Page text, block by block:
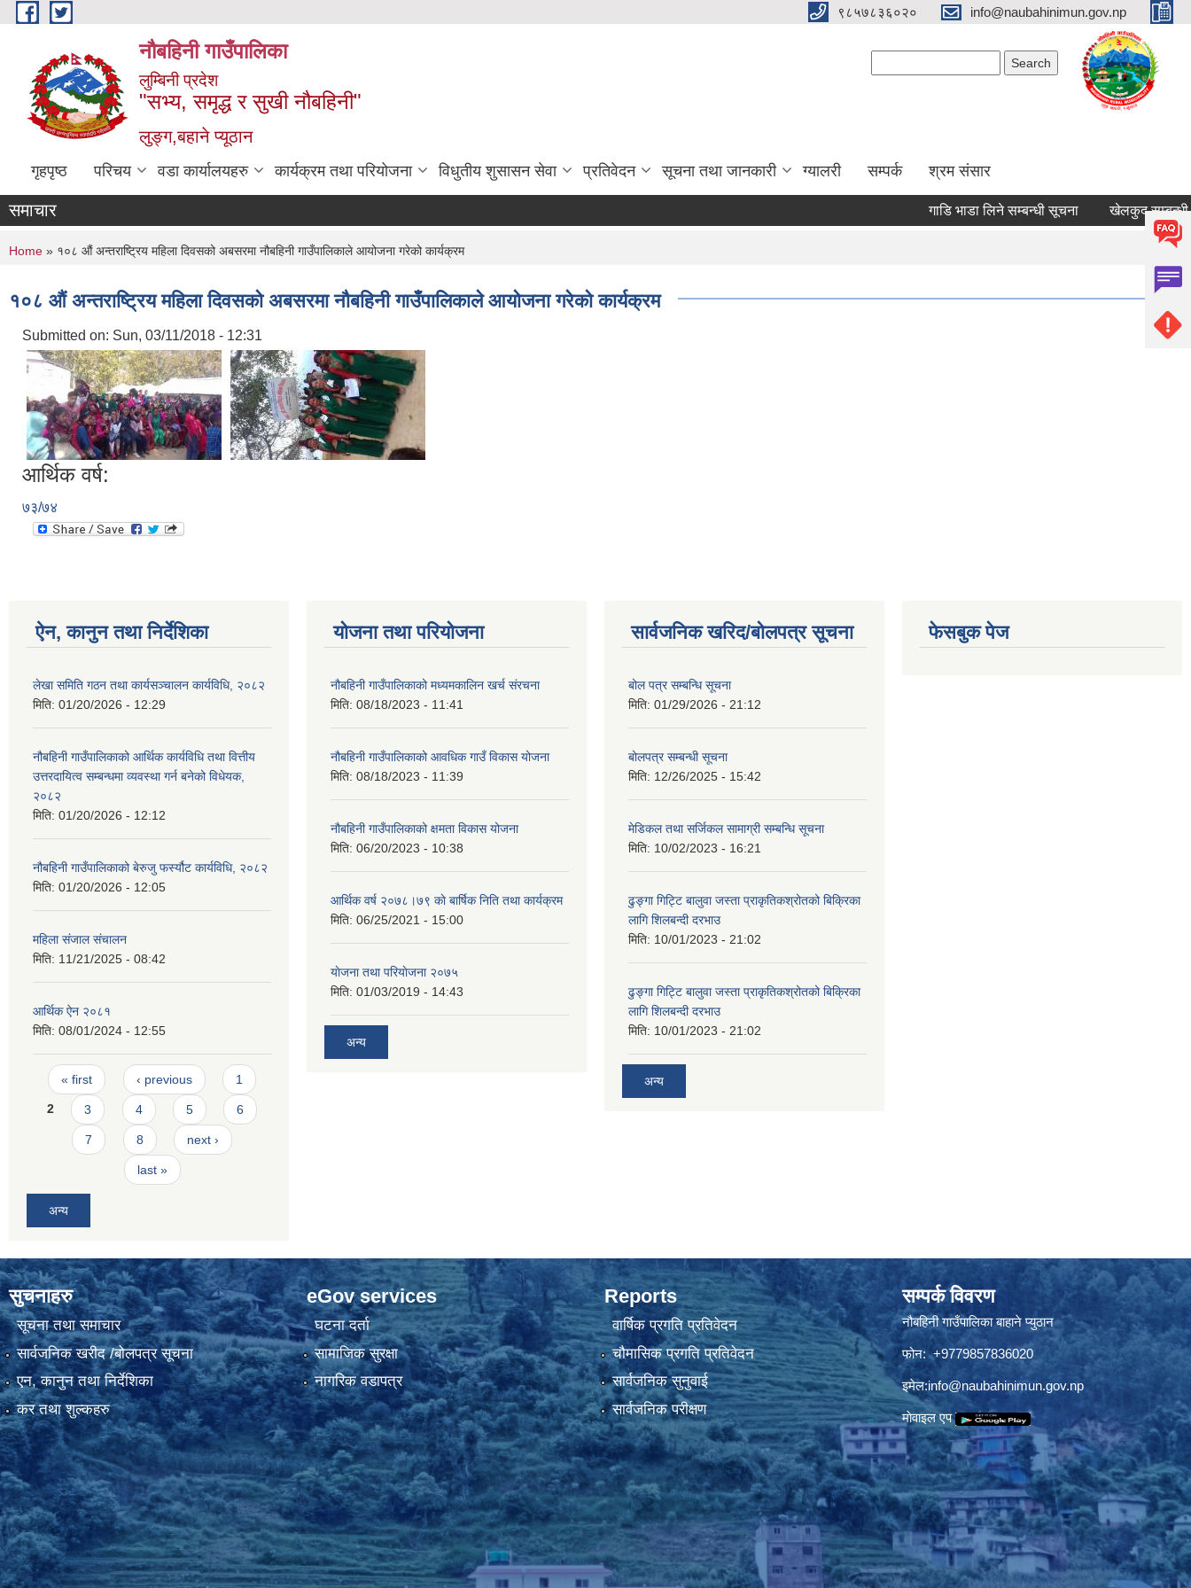
Skip to main content ९८५७८३६०२० info@naubahinimun.gov.np
नौबहिनी गाउँपालिका
लुम्बिनी प्रदेश
"सभ्य, समृद्ध र सुखी नौबहिनी"
लुङ्ग,बहाने प्यूठान
गृहपृष्ठ परिचय वडा कार्यालयहरु कार्यक्रम तथा परियोजना विधुतीय शुसासन सेवा प्रतिवेदन सूचना तथा जानकारी ग्यालरी सम्पर्क श्रम संसार
समाचार गाडि भाडा लिने सम्बन्धी सूचना खेलकुद सम्बन्धी
You are here
Home » १०८ औं अन्तराष्ट्रिय महिला दिवसको अबसरमा नौबहिनी गाउँपालिकाले आयोजना गरेको कार्यक्रम
१०८ औं अन्तराष्ट्रिय महिला दिवसको अबसरमा नौबहिनी गाउँपालिकाले आयोजना गरेको कार्यक्रम
Submitted on: Sun, 03/11/2018 - 12:31
आर्थिक वर्ष:
७३/७४
ऐन, कानुन तथा निर्देशिका
लेखा समिति गठन तथा कार्यसञ्चालन कार्यविधि, २०८२
मिति: 01/20/2026 - 12:29
नौबहिनी गाउँपालिकाको आर्थिक कार्यविधि तथा वित्तीय
उत्तरदायित्व सम्बन्धमा व्यवस्था गर्न बनेको विधेयक,
२०८२
मिति: 01/20/2026 - 12:12
नौबहिनी गाउँपालिकाको बेरुजु फर्स्यौट कार्यविधि, २०८२
मिति: 01/20/2026 - 12:05
महिला संजाल संचालन
मिति: 11/21/2025 - 08:42
आर्थिक ‌ऐन २०८१
मिति: 08/01/2024 - 12:55
Pages
« first ‹ previous 1
2 3 4 5 6
7 8 next ›
last »
अन्य
योजना तथा परियोजना
नौबहिनी गाउँपालिकाको मध्यमकालिन खर्च संरचना
मिति: 08/18/2023 - 11:41
नौबहिनी गाउँपालिकाको आवधिक गाउँ विकास योजना
मिति: 08/18/2023 - 11:39
नौबहिनी गाउँपालिकाको क्षमता विकास योजना
मिति: 06/20/2023 - 10:38
आर्थिक वर्ष २०७८।७९ काे बार्षिक निति तथा कार्यक्रम
मिति: 06/25/2021 - 15:00
याेजना तथा परियाेजना २०७५
मिति: 01/03/2019 - 14:43
अन्य
सार्वजनिक खरिद/बोलपत्र सूचना
बोल पत्र सम्बन्धि सूचना
मिति: 01/29/2026 - 21:12
बोलपत्र सम्बन्धी सूचना
मिति: 12/26/2025 - 15:42
मेडिकल तथा सर्जिकल सामाग्री सम्बन्धि सूचना
मिति: 10/02/2023 - 16:21
ढुङ्गा गिट्टि बालुवा जस्ता प्राकृतिकश्रोतको बिक्रिका
लागि शिलबन्दी दरभाउ
मिति: 10/01/2023 - 21:02
ढुङ्गा गिट्टि बालुवा जस्ता प्राकृतिकश्रोतको बिक्रिका
लागि शिलबन्दी दरभाउ
मिति: 10/01/2023 - 21:02
अन्य
फेसबुक पेज
सुचनाहरु
सूचना तथा समाचार
सार्वजनिक खरीद /बोलपत्र सूचना
एन, कानुन तथा निर्देशिका
कर तथा शुल्कहरु
eGov services
घटना दर्ता
सामाजिक सुरक्षा
नागरिक वडापत्र
Reports
वार्षिक प्रगति प्रतिवेदन
चौमासिक प्रगति प्रतिवेदन
सार्वजनिक सुनुवाई
सार्वजनिक परीक्षण
सम्पर्क विवरण
नौबहिनी गाउँपालिका बाहाने प्युठान
फोन: +9779857836020
इमेल:info@naubahinimun.gov.np
माेवाइल एप